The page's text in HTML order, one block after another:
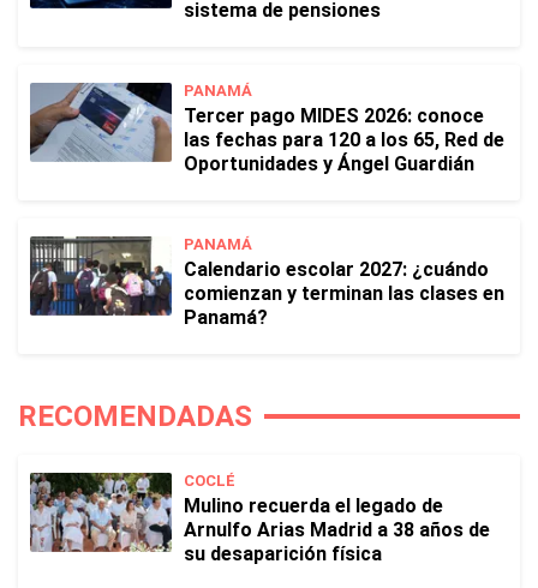
sistema de pensiones
PANAMÁ
Tercer pago MIDES 2026: conoce
las fechas para 120 a los 65, Red de
Oportunidades y Ángel Guardián
PANAMÁ
Calendario escolar 2027: ¿cuándo
comienzan y terminan las clases en
Panamá?
RECOMENDADAS
COCLÉ
Mulino recuerda el legado de
Arnulfo Arias Madrid a 38 años de
su desaparición física